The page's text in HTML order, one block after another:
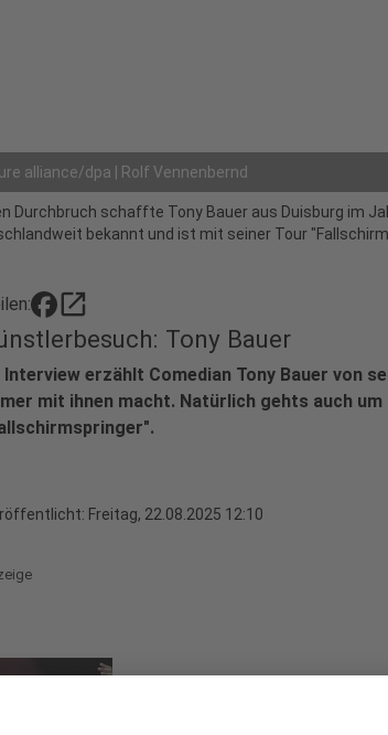
alliance/dpa | Rolf Vennenbernd
Durchbruch schaffte Tony Bauer aus Duisburg im
bekannt und ist mit seiner Tour
open_in_new
Tony Bauer
Interview erzählt Comedian Tony Bauer von
mit ihnen macht. Natürlich gehts auch um
Freitag, 22.08.2025 12:10
Tony Bauer über sein